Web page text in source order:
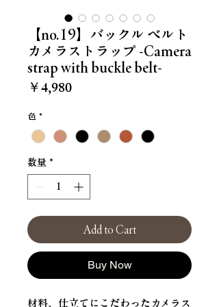
【no.19】バックル ベルト
カメラストラップ -Camera
strap with buckle belt-
￥4,980価
色 *
数量 *
Add to Cart
Buy Now
材料、仕立てにこだわったカメラス